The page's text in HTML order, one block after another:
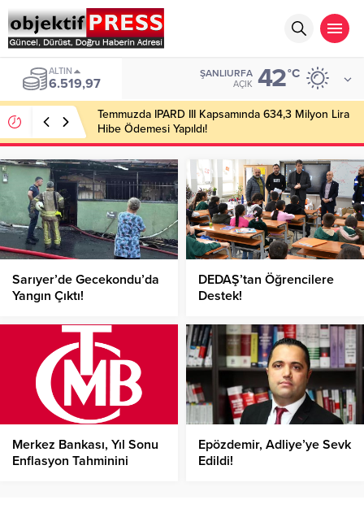
ALTIN
6.519,97
ŞANLIURFA
AÇIK 42°C
Temmuzda IPARD III Kapsamında 634,3 Milyon Lira
Hibe Ödemesi Yapıldı!
Sarıyer’de Gecekondu’da
Yangın Çıktı!
DEDAŞ’tan Öğrencilere
Destek!
Merkez Bankası, Yıl Sonu
Enflasyon Tahminini
Epözdemir, Adliye’ye Sevk
Edildi!